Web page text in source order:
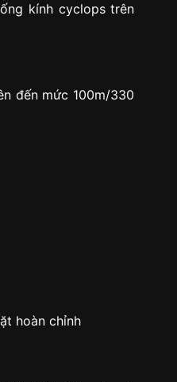
kính cyclops trên
đến mức 100m/330
hoàn chỉnh